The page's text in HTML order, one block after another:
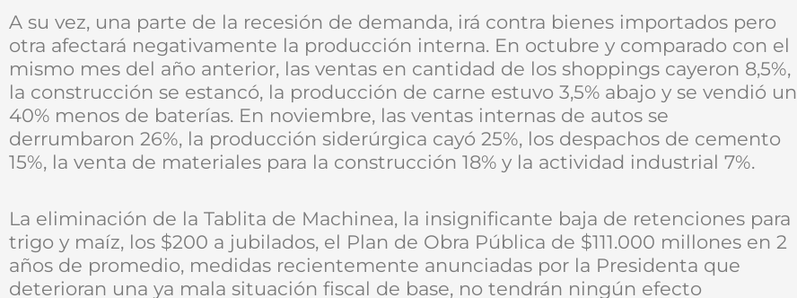
A su vez, una parte de la recesión de demanda, irá contra bienes importados pero
otra afectará negativamente la producción interna. En octubre y comparado con el
mismo mes del año anterior, las ventas en cantidad de los shoppings cayeron 8,5%,
la construcción se estancó, la producción de carne estuvo 3,5% abajo y se vendió un
40% menos de baterías. En noviembre, las ventas internas de autos se
derrumbaron 26%, la producción siderúrgica cayó 25%, los despachos de cemento
15%, la venta de materiales para la construcción 18% y la actividad industrial 7%.
La eliminación de la Tablita de Machinea, la insignificante baja de retenciones para
trigo y maíz, los $200 a jubilados, el Plan de Obra Pública de $111.000 millones en 2
años de promedio, medidas recientemente anunciadas por la Presidenta que
deterioran una ya mala situación fiscal de base, no tendrán ningún efecto